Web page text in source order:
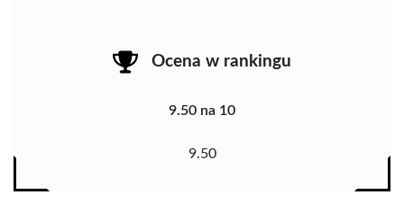
Ocena w rankingu
9.50 na 10
9.50